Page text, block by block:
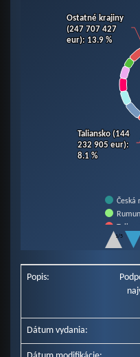
Pie chart with 9 slices.
View as data table, Chart
Taliansko (144
232 905 eur):
8.1 %
Taliansko (144
232 905 eur):
8.1 %
Ostatné krajiny
(247 707 427
eur): 13.9 %
Ostatné krajiny
(247 707 427
eur): 13.9 %
Česká
1/5
Popis:
Dátum vydania: